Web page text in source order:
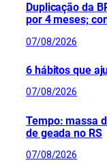
Duplicação da
por 4 meses;
07/08/2026
6 hábitos que
07/08/2026
Tempo: massa
de geada no RS
07/08/2026